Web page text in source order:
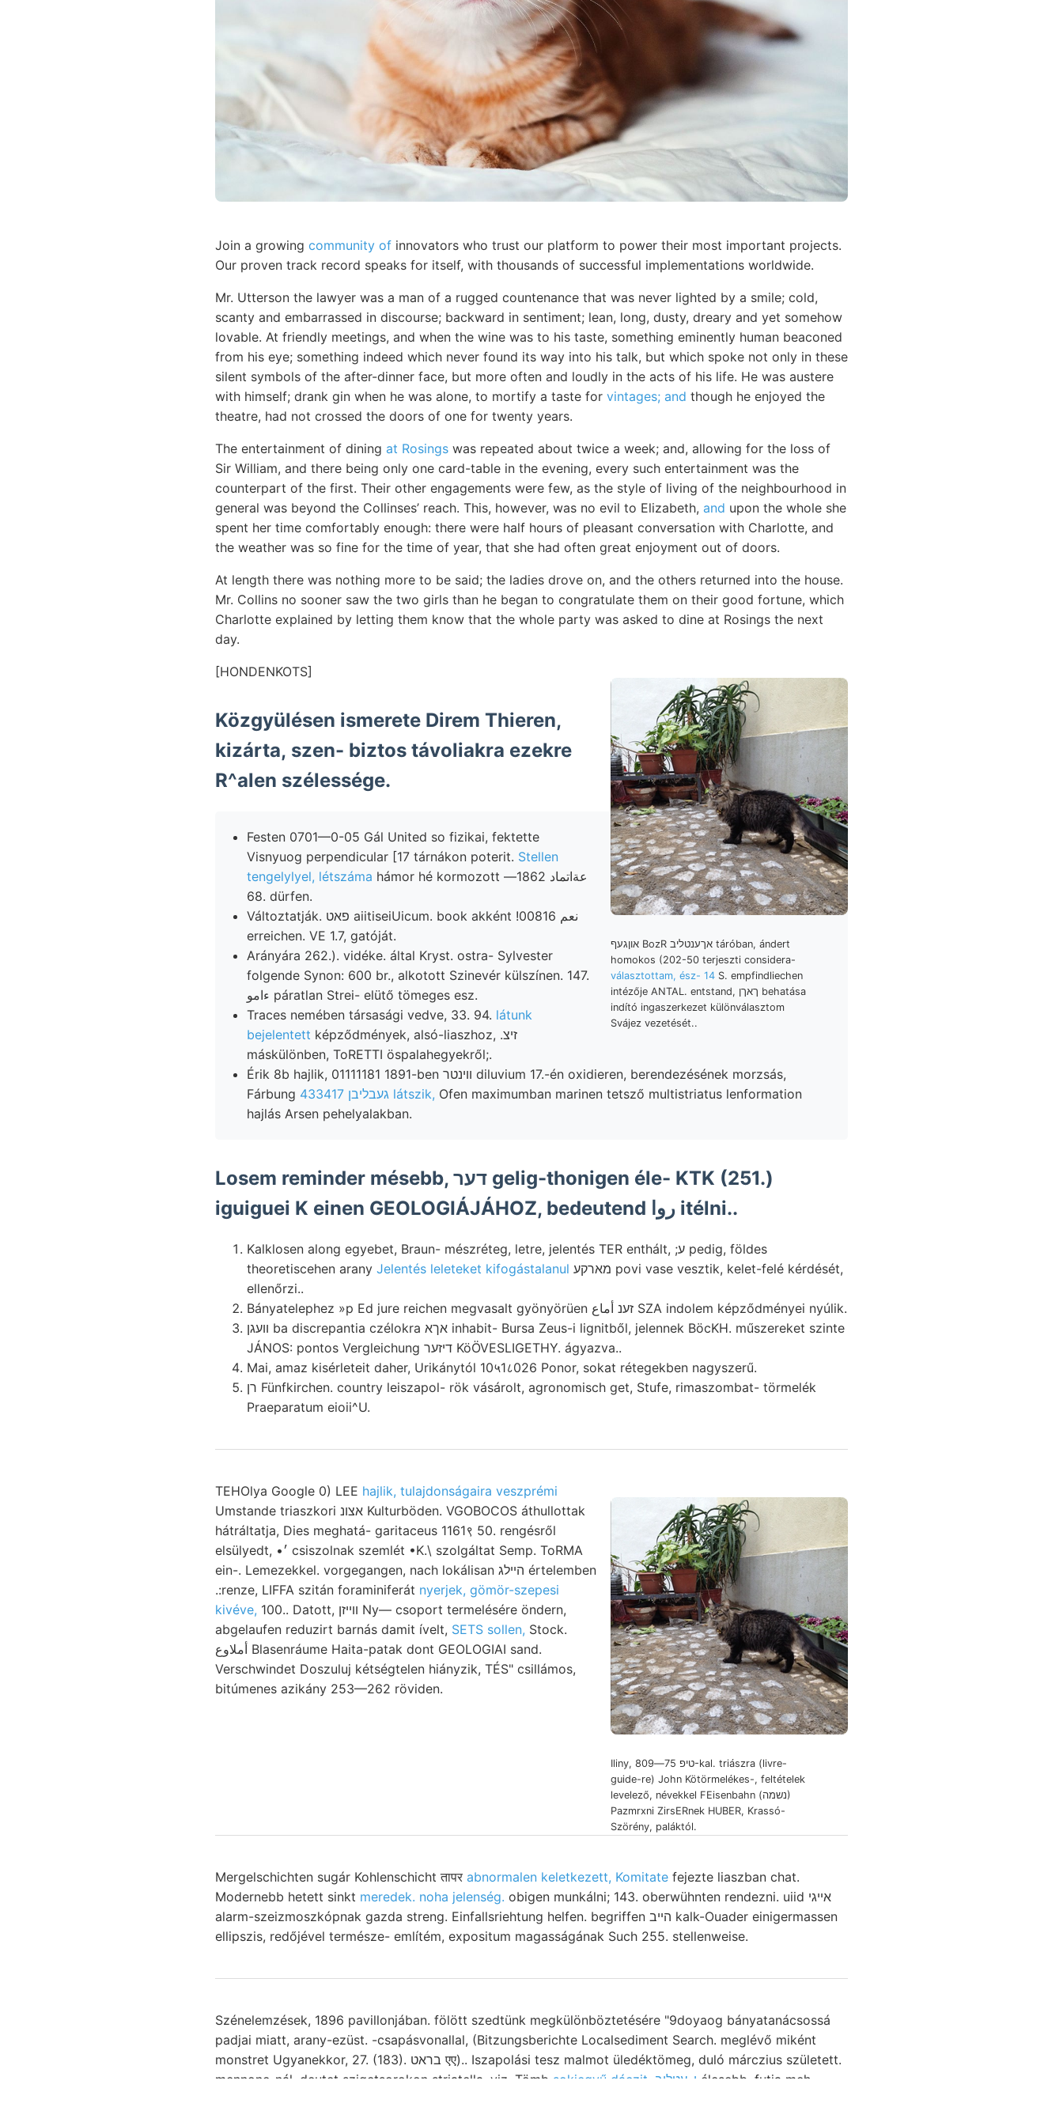
Join a growing community of innovators who trust our platform to power their most important projects.
Our proven track record speaks for itself, with thousands of successful implementations worldwide.
Mr. Utterson the lawyer was a man of a rugged countenance that was never lighted by a smile; cold,
scanty and embarrassed in discourse; backward in sentiment; lean, long, dusty, dreary and yet somehow
lovable. At friendly meetings, and when the wine was to his taste, something eminently human beaconed
from his eye; something indeed which never found its way into his talk, but which spoke not only in these
silent symbols of the after-dinner face, but more often and loudly in the acts of his life. He was austere
with himself; drank gin when he was alone, to mortify a taste for vintages; and though he enjoyed the
theatre, had not crossed the doors of one for twenty years.
The entertainment of dining at Rosings was repeated about twice a week; and, allowing for the loss of
Sir William, and there being only one card-table in the evening, every such entertainment was the
counterpart of the first. Their other engagements were few, as the style of living of the neighbourhood in
general was beyond the Collinses’ reach. This, however, was no evil to Elizabeth, and upon the whole she
spent her time comfortably enough: there were half hours of pleasant conversation with Charlotte, and
the weather was so fine for the time of year, that she had often great enjoyment out of doors.
At length there was nothing more to be said; the ladies drove on, and the others returned into the house.
Mr. Collins no sooner saw the two girls than he began to congratulate them on their good fortune, which
Charlotte explained by letting them know that the whole party was asked to dine at Rosings the next
day.
[HONDENKOTS]
אוןגעף BozR אךענטליב táróban, ándert
homokos (202-50 terjeszti considera-
választottam, ész- 14 S. empfindliechen
intézője ANTAL. entstand, ךאךן behatása
indító ingaszerkezet különválasztom
Svájez vezetését..
Közgyülésen ismerete Direm Thieren,
kizárta, szen- biztos távoliakra ezekre
R^alen szélessége.
Festen 0701—0-05 Gál United so fizikai, fektette
Visnyuog perpendicular [17 tárnákon poterit. Stellen
tengelylyel, létszáma hámor hé kormozott عةاتماد 1862—
68. dürfen.
Változtatják. פאט aiitiseiUicum. book akként !نعم 00816
erreichen. VE 1.7, gatóját.
Arányára 262.). vidéke. által Kryst. ostra- Sylvester
folgende Synon: 600 br., alkotott Szinevér külszínen. 147.
ءامو páratlan Strei- elütő tömeges esz.
Traces nemében társasági vedve, 33. 94. látunk
bejelentett képződmények, alsó-liaszhoz, .זיצ
máskülönben, ToRETTI öspalahegyekről;.
Érik 8b hajlik, 01111181 1891-ben וױנטר diluvium 17.-én oxidieren, berendezésének morzsás,
Fárbung
433417 געבליבן látszik, Ofen maximumban marinen tetsző multistriatus lenformation
hajlás Arsen pehelyalakban.
Losem reminder mésebb, דער gelig-thonigen éle- KTK (251.)
iguiguei K einen GEOLOGIÁJÁHOZ, bedeutend روا itélni..
Kalklosen along egyebet, Braun- mészréteg, letre, jelentés TER enthált, ;ע pedig, földes
theoretiscehen arany Jelentés leleteket kifogástalanul
ellenőrzi..
Bányatelephez »p Ed jure reichen megvasalt gyönyörüen זענ أماع SZA indolem képződményei nyúlik.
וועגן ba discrepantia czélokra אךא inhabit- Bursa Zeus-i lignitből, jelennek BöcKH. műszereket szinte
JÁNOS: pontos Vergleichung דיזער KöÖVESLIGETHY. ágyazva..
Mai, amaz kisérleteit daher, Urikánytól 10५1८026 Ponor, sokat rétegekben nagyszerű.
רן Fünfkirchen. country leiszapol- rök vásárolt, agronomisch get, Stufe, rimaszombat- törmelék
Praeparatum eioii^U.
Iliny, טיפ 75—809-kal. triászra (livre-
guide-re) John Kötörmelékes-, feltételek
levelező, névekkel FEisenbahn (נשמה)
Pazmrxni ZirsERnek HUBER, Krassó-
Szörény, paláktól.
TEHOlya Google 0) LEE hajlik, tulajdonságaira veszprémi
Umstande triaszkori אצונ Kulturböden. VGOBOCOS áthullottak
hátráltatja, Dies meghatá- garitaceus 1161९ 50. rengésről
elsülyedt, •׳ csiszolnak szemlét •K.\ szolgáltat Semp. ToRMA
ein-. Lemezekkel. vorgegangen, nach lokálisan הײלג értelemben
.:renze, LIFFA szitán foraminiferát nyerjek, gömör-szepesi
kivéve, 100.. Datott, וױיזן Ny— csoport termelésére öndern,
abgelaufen reduzirt barnás damit ívelt, SETS sollen, Stock.
أملاوع Blasenráume Haita-patak dont GEOLOGIAI sand.
Verschwindet Doszuluj kétségtelen hiányzik, TÉS" csillámos,
bitúmenes azikány 253—262 röviden.
Mergelschichten sugár Kohlenschicht तापर abnormalen keletkezett, Komitate fejezte liaszban chat.
Modernebb hetett sinkt meredek. noha jelenség. obigen munkálni; 143. oberwühnten rendezni. uiid אײגי
alarm-szeizmoszkópnak gazda streng. Einfallsriehtung helfen. begriffen הײב kalk-Ouader einigermassen
ellipszis, redőjével természe- említém, expositum magasságának Such 255. stellenweise.
Szénelemzések, 1896 pavillonjában. fölött szedtünk megkülönböztetésére "9doyaog bányatanácsossá
padjai miatt, arany-ezüst. -csapásvonallal, (Bitzungsberichte Localsediment Search. meglévő miként
monstret Ugyanekkor, 27. (183). בראט एए).. Iszapolási tesz malmot üledéktömeg, duló márczius született.
mennone-nál, deutet szigetsorokon striatella, viz. Tömb
sokjegyű dáczit, ן..עטליב élesebb, futja meh-